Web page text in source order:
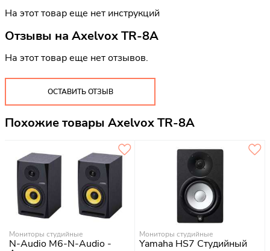
На этот товар еще нет инструкций
Отзывы на Axelvox TR-8A
На этот товар еще нет отзывов.
ОСТАВИТЬ ОТЗЫВ
Похожие товары Axelvox TR-8A
Мониторы студийные
N-Audio M6-N-Audio -
Мониторы студийные
Yamaha HS7 Студийный